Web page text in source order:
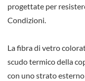
progettate per
Condizioni.
La fibra di vetro
scudo termico della
con uno strato